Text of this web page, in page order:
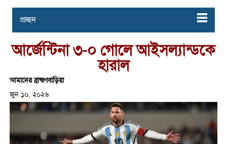
প্রচ্ছদ
আর্জেন্টিনা ৩-০ গোলে আইসল্যান্ডকে
হারাল
আমাদের ব্রাহ্মণবাড়িয়া
জুন ১০, ২০২৬